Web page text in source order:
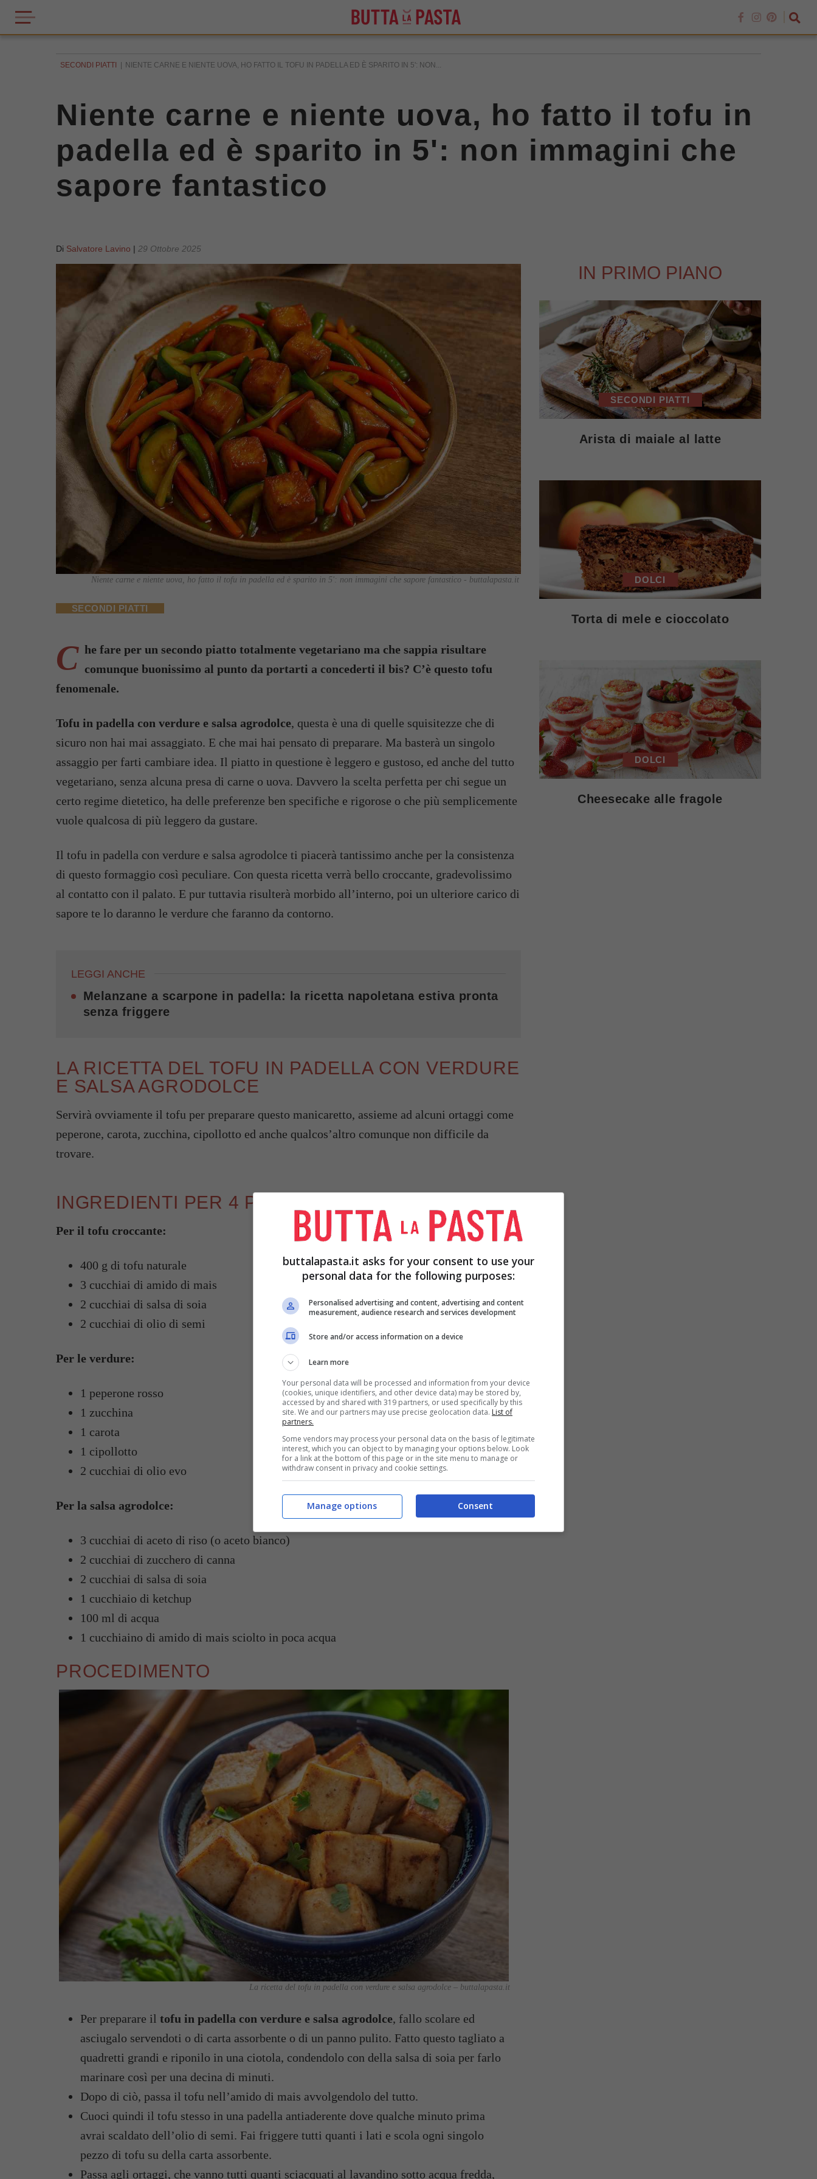
SECONDI PIATTI NIENTE CARNE E NIENTE UOVA, HO FATTO IL TOFU IN PADELLA ED È SPARITO IN 5': NON...
Niente carne e niente uova, ho fatto il tofu in
padella ed è sparito in 5': non immagini che
sapore fantastico
Di Salvatore Lavino | 29 Ottobre 2025
Niente carne e niente uova, ho fatto il tofu in padella ed è sparito in 5': non immagini che sapore fantastico - buttalapasta.it
SECONDI PIATTI
C he fare per un secondo piatto totalmente vegetariano ma che sappia risultare
comunque buonissimo al punto da portarti a concederti il bis? C’è questo tofu
fenomenale.
Tofu in padella con verdure e salsa agrodolce, questa è una di quelle squisitezze che di
sicuro non hai mai assaggiato. E che mai hai pensato di preparare. Ma basterà un singolo
assaggio per farti cambiare idea. Il piatto in questione è leggero e gustoso, ed anche del tutto
vegetariano, senza alcuna presa di carne o uova. Davvero la scelta perfetta per chi segue un
certo regime dietetico, ha delle preferenze ben specifiche e rigorose o che più semplicemente
vuole qualcosa di più leggero da gustare.
Il tofu in padella con verdure e salsa agrodolce ti piacerà tantissimo anche per la consistenza
di questo formaggio così peculiare. Con questa ricetta verrà bello croccante, gradevolissimo
al contatto con il palato. E pur tuttavia risulterà morbido all’interno, poi un ulteriore carico di
sapore te lo daranno le verdure che faranno da contorno.
LEGGI ANCHE
Melanzane a scarpone in padella: la ricetta napoletana estiva pronta
senza friggere
LA RICETTA DEL TOFU IN PADELLA CON VERDURE
E SALSA AGRODOLCE
Servirà ovviamente il tofu per preparare questo manicaretto, assieme ad alcuni ortaggi come
peperone, carota, zucchina, cipollotto ed anche qualcos’altro comunque non difficile da
trovare.
INGREDIENTI PER 4 PERSONE:
Per il tofu croccante:
400 g di tofu naturale
3 cucchiai di amido di mais
2 cucchiai di salsa di soia
2 cucchiai di olio di semi
Per le verdure:
1 peperone rosso
1 zucchina
1 carota
1 cipollotto
2 cucchiai di olio evo
Per la salsa agrodolce:
3 cucchiai di aceto di riso (o aceto bianco)
2 cucchiai di zucchero di canna
2 cucchiai di salsa di soia
1 cucchiaio di ketchup
100 ml di acqua
1 cucchiaino di amido di mais sciolto in poca acqua
PROCEDIMENTO
La ricetta del tofu in padella con verdure e salsa agrodolce – buttalapasta.it
Per preparare il tofu in padella con verdure e salsa agrodolce, fallo scolare ed
asciugalo servendoti o di carta assorbente o di un panno pulito. Fatto questo tagliato a
quadretti grandi e riponilo in una ciotola, condendolo con della salsa di soia per farlo
marinare così per una decina di minuti.
Dopo di ciò, passa il tofu nell’amido di mais avvolgendolo del tutto.
Cuoci quindi il tofu stesso in una padella antiaderente dove qualche minuto prima
avrai scaldato dell’olio di semi. Fai friggere tutti quanti i lati e scola ogni singolo
pezzo di tofu su della carta assorbente.
Passa agli ortaggi, che vanno tutti quanti sciacquati al lavandino sotto acqua fredda,
IN PRIMO PIANO
SECONDI PIATTI
Arista di maiale al latte
DOLCI
Torta di mele e cioccolato
DOLCI
Cheesecake alle fragole
buttalapasta.it asks for your consent to use your
personal data for the following purposes:
Personalised advertising and content, advertising and content
measurement, audience research and services development
Store and/or access information on a device
Learn more
Your personal data will be processed and information from your device
(cookies, unique identifiers, and other device data) may be stored by,
accessed by and shared with 319 partners, or used specifically by this
site. We and our partners may use precise geolocation data. List of
partners.
Some vendors may process your personal data on the basis of legitimate
interest, which you can object to by managing your options below. Look
for a link at the bottom of this page or in the site menu to manage or
withdraw consent in privacy and cookie settings.
Consent
Manage options